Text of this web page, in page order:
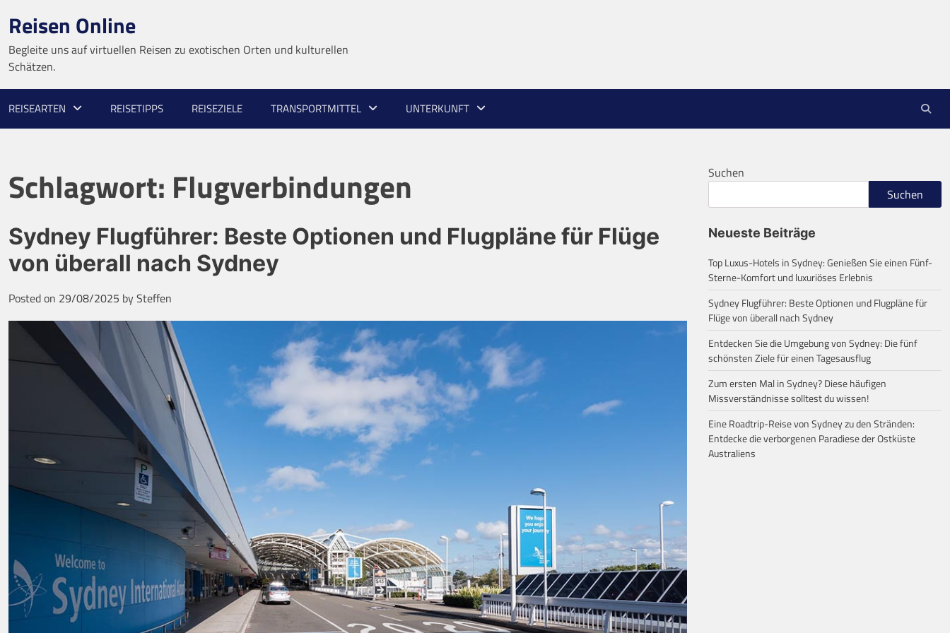
content
Reisen Online
Begleite uns auf virtuellen Reisen zu exotischen Orten und kulturellen
Schätzen.
REISEARTEN REISETIPPS REISEZIELE TRANSPORTMITTEL UNTERKUNFT
Schlagwort: Flugverbindungen
Sydney Flugführer: Beste Optionen und Flugpläne für Flüge
von überall nach Sydney
Posted on 29/08/2025 bySteffen
Suchen
Suchen
Neueste Beiträge
Top Luxus-Hotels in Sydney: Genießen Sie einen Fünf-
Sterne-Komfort und luxuriöses Erlebnis
Sydney Flugführer: Beste Optionen und Flugpläne für
Flüge von überall nach Sydney
Entdecken Sie die Umgebung von Sydney: Die fünf
schönsten Ziele für einen Tagesausflug
Zum ersten Mal in Sydney? Diese häufigen
Missverständnisse solltest du wissen!
Eine Roadtrip-Reise von Sydney zu den Stränden:
Entdecke die verborgenen Paradiese der Ostküste
Australiens